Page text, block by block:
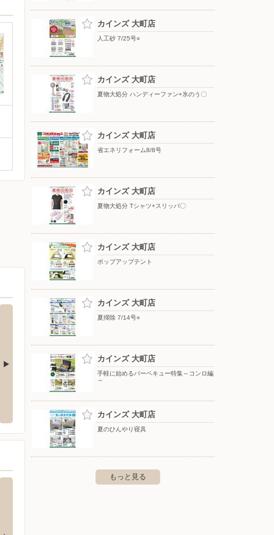
松川村東川原5728-180
カインズ 大町店
人工砂 7/25号○
カインズ 大町店
夏物大処分 ハンディーファン+氷のう〇
カインズ 大町店
省エネリフォーム8/8号
カインズ 大町店
夏物大処分 Tシャツ+スリッパ〇
カインズ 大町店
ポップアップテント
カインズ 大町店
夏掃除 7/14号○
カインズ 大町店
手軽に始めるバーベキュー特集～コンロ編
～
カインズ 大町店
夏のひんやり寝具
もっと見る